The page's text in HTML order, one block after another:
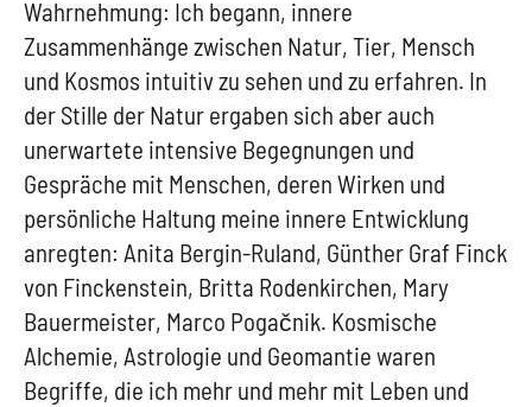
Wahrnehmung: Ich begann, innere
Zusammenhänge zwischen Natur, Tier, Mensch
und Kosmos intuitiv zu sehen und zu erfahren. In
der Stille der Natur ergaben sich aber auch
unerwartete intensive Begegnungen und
Gespräche mit Menschen, deren Wirken und
persönliche Haltung meine innere Entwicklung
anregten: Anita Bergin-Ruland, Günther Graf Finck
von Finckenstein, Britta Rodenkirchen, Mary
Bauermeister, Marco Pogačnik. Kosmische
Alchemie, Astrologie und Geomantie waren
Begriffe, die ich mehr und mehr mit Leben und